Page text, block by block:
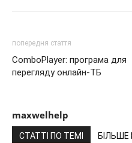
попередня стаття
ComboPlayer: програма для
перегляду онлайн-ТБ
maxwelhelp
СТАТТІ ПО ТЕМІ БІЛЬШЕ